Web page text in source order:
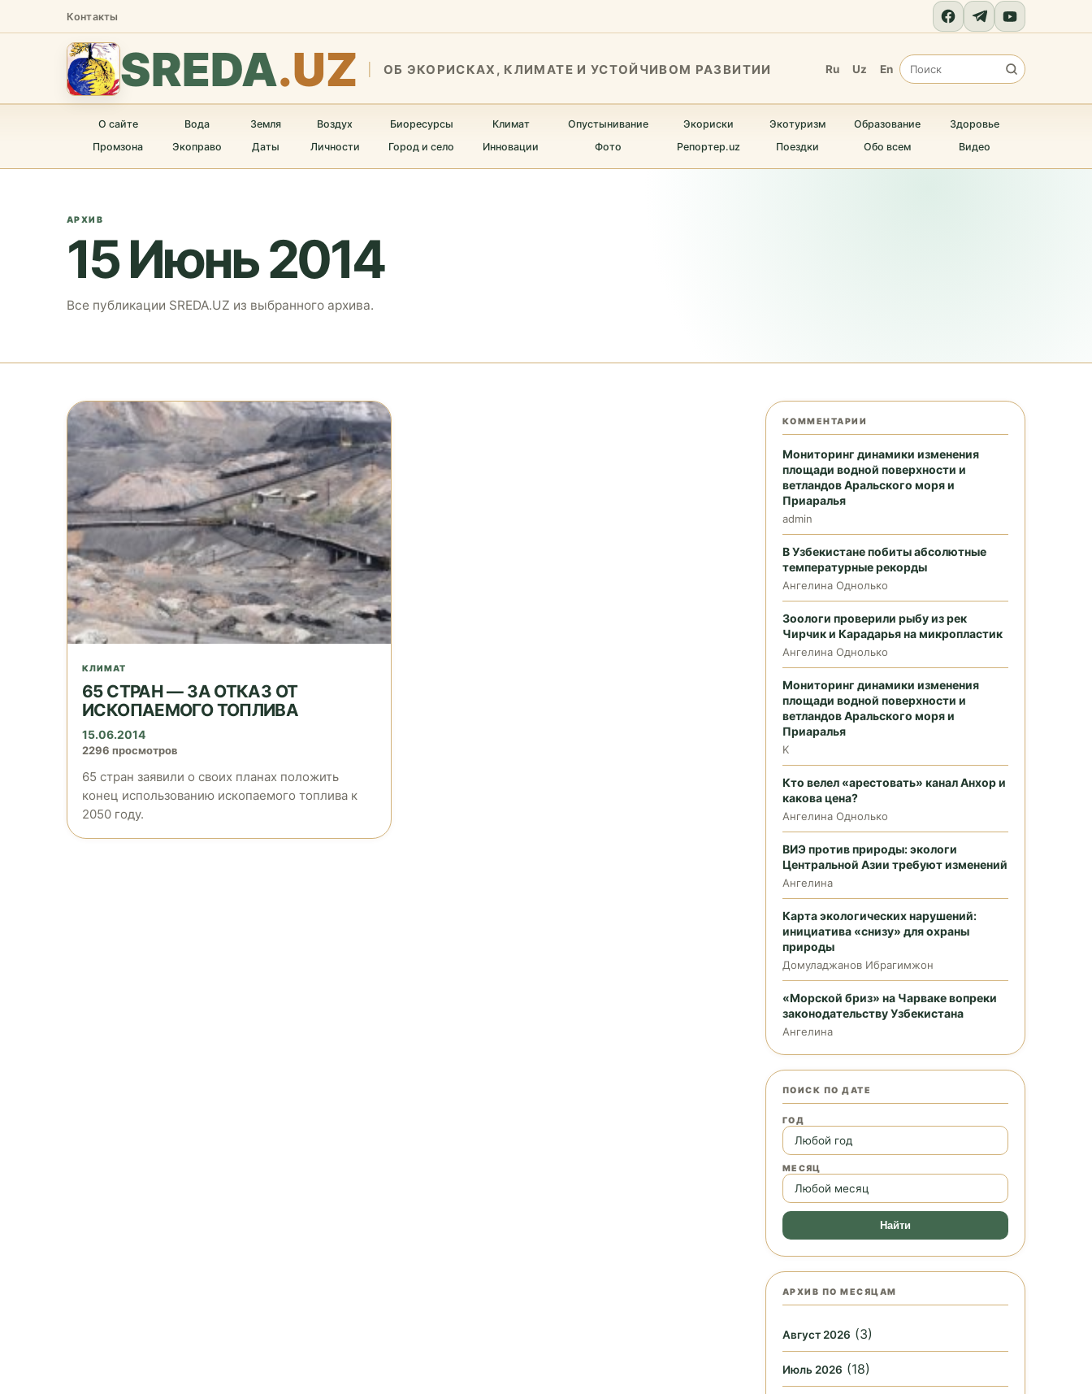
Контакты
SREDA.UZ ОБ ЭКОРИСКАХ, КЛИМАТЕ И УСТОЙЧИВОМ РАЗВИТИИ Ru Uz En
О сайте Вода Земля Воздух Биоресурсы Климат Опустынивание Экориски Экотуризм Образование
Здоровье
Промзона
Экоправо Даты Личности Город и село Инновации Фото Репортер.uz Поездки Обо всем Видео
АРХИВ
15 Июнь 2014
Все публикации SREDA.UZ из выбранного архива.
КЛИМАТ
65 СТРАН — ЗА ОТКАЗ ОТ
ИСКОПАЕМОГО ТОПЛИВА
15.06.2014
2296 просмотров
65 стран заявили о своих планах положить
конец использованию ископаемого топлива к
2050 году.
КОММЕНТАРИИ
Мониторинг динамики изменения
площади водной поверхности и
ветландов Аральского моря и
Приаралья
admin
В Узбекистане побиты абсолютные
температурные рекорды
Ангелина Однолько
Зоологи проверили рыбу из рек
Чирчик и Карадарья на микропластик
Ангелина Однолько
Мониторинг динамики изменения
площади водной поверхности и
ветландов Аральского моря и
Приаралья
K
Кто велел «арестовать» канал Анхор и
какова цена?
Ангелина Однолько
ВИЭ против природы: экологи
Центральной Азии требуют изменений
Ангелина
Карта экологических нарушений:
инициатива «снизу» для охраны
природы
Домуладжанов Ибрагимжон
«Морской бриз» на Чарваке вопреки
законодательству Узбекистана
Ангелина
ПОИСК ПО ДАТЕ
ГОД
МЕСЯЦ
Найти
АРХИВ ПО МЕСЯЦАМ
Август 2026 (3)
Июль 2026 (18)